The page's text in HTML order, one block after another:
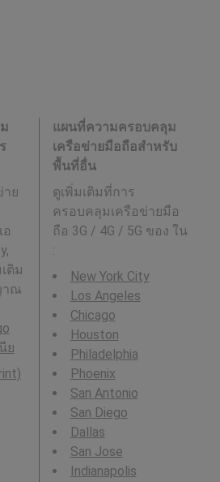
ย
อ
ติม
าณ
ย
แผนที่ความครอบคลุม
เครือข่ายมือถือสำหรับ
พื้นที่อื่น
ดูเพิ่มเติมที่การ
ครอบคลุมเครือข่ายมือ
ถือ 3G / 4G / 5G ของ ใน
:
New York City
Los Angeles
Chicago
Houston
Philadelphia
Phoenix
San Antonio
San Diego
Dallas
San Jose
Indianapolis